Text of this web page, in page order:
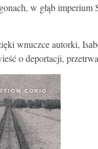
w głąb
wnuczce autorki,
o deportacji,